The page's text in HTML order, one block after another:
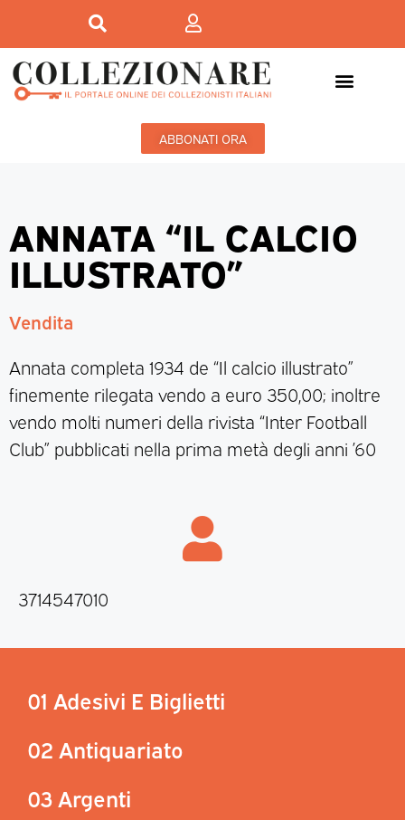
ABBONATI ORA
ANNATA “IL CALCIO
ILLUSTRATO”
Vendita
Annata completa 1934 de “Il calcio illustrato”
finemente rilegata vendo a euro 350,00; inoltre
vendo molti numeri della rivista “Inter Football
Club” pubblicati nella prima metà degli anni ’60
3714547010
01 Adesivi E Biglietti
02 Antiquariato
03 Argenti